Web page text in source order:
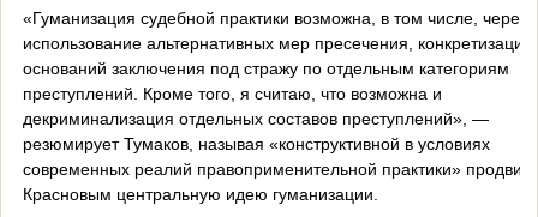
«Гуманизация судебной практики возможна, в том числе, через
использование альтернативных мер пресечения, конкретизацию
оснований заключения под стражу по отдельным категориям
преступлений. Кроме того, я считаю, что возможна и
декриминализация отдельных составов преступлений», —
резюмирует Тумаков, называя «конструктивной в условиях
современных реалий правоприменительной практики»
Красновым центральную идею гуманизации.